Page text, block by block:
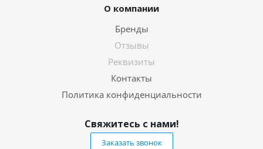
О компании
Бренды
Отзывы
Реквизиты
Контакты
Политика конфиденциальности
Свяжитесь с нами!
Заказать звонок